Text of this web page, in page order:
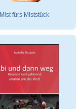
Mist fürs Miststück